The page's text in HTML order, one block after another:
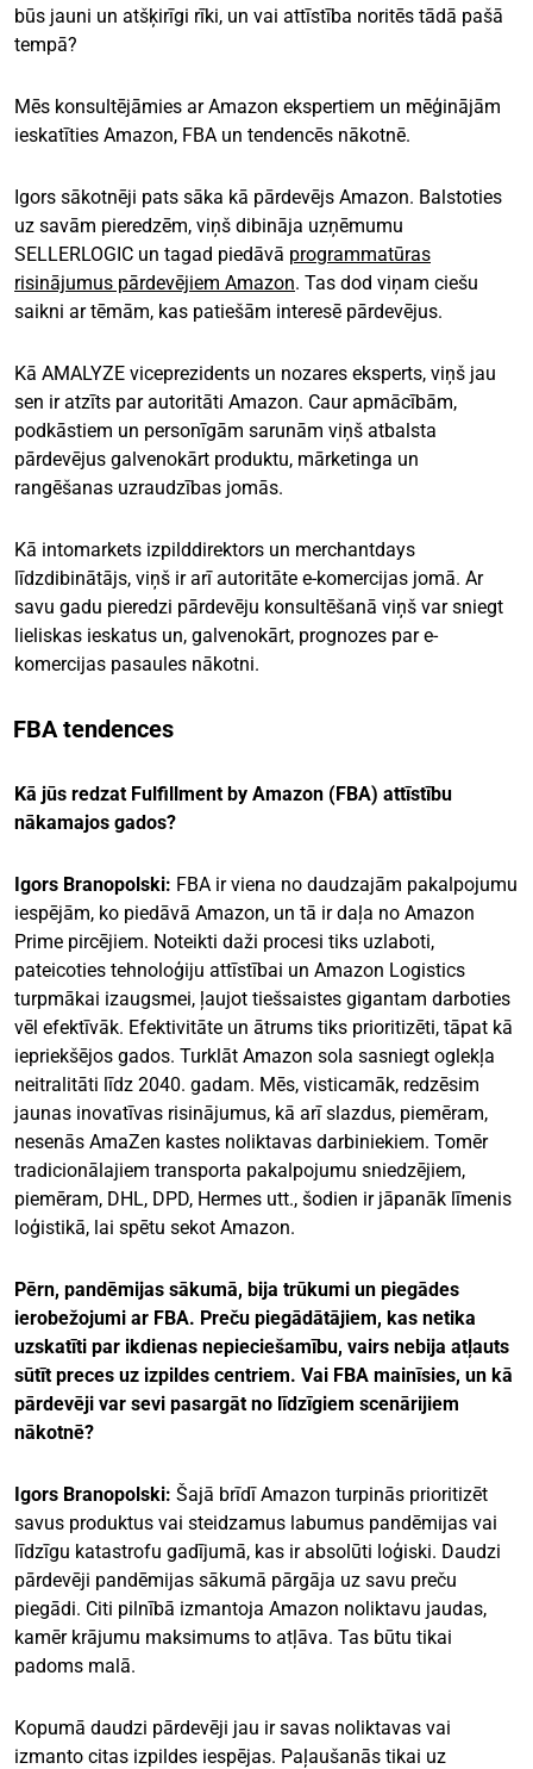
būs jauni un atšķirīgi rīki, un vai attīstība noritēs tādā pašā
tempā?
Mēs konsultējāmies ar Amazon ekspertiem un mēģinājām
ieskatīties Amazon, FBA un tendencēs nākotnē.
Igors sākotnēji pats sāka kā pārdevējs Amazon. Balstoties
uz savām pieredzēm, viņš dibināja uzņēmumu
SELLERLOGIC un tagad piedāvā programmatūras
risinājumus pārdevējiem Amazon. Tas dod viņam ciešu
saikni ar tēmām, kas patiešām interesē pārdevējus.
Kā AMALYZE viceprezidents un nozares eksperts, viņš jau
sen ir atzīts par autoritāti Amazon. Caur apmācībām,
podkāstiem un personīgām sarunām viņš atbalsta
pārdevējus galvenokārt produktu, mārketinga un
rangēšanas uzraudzības jomās.
Kā intomarkets izpilddirektors un merchantdays
līdzdibinātājs, viņš ir arī autoritāte e-komercijas jomā. Ar
savu gadu pieredzi pārdevēju konsultēšanā viņš var sniegt
lieliskas ieskatus un, galvenokārt, prognozes par e-
komercijas pasaules nākotni.
FBA tendences
Kā jūs redzat Fulfillment by Amazon (FBA) attīstību
nākamajos gados?
Igors Branopolski: FBA ir viena no daudzajām pakalpojumu
iespējām, ko piedāvā Amazon, un tā ir daļa no Amazon
Prime pircējiem. Noteikti daži procesi tiks uzlaboti,
pateicoties tehnoloģiju attīstībai un Amazon Logistics
turpmākai izaugsmei, ļaujot tiešsaistes gigantam darboties
vēl efektīvāk. Efektivitāte un ātrums tiks prioritizēti, tāpat kā
iepriekšējos gados. Turklāt Amazon sola sasniegt oglekļa
neitralitāti līdz 2040. gadam. Mēs, visticamāk, redzēsim
jaunas inovatīvas risinājumus, kā arī slazdus, piemēram,
nesenās AmaZen kastes noliktavas darbiniekiem. Tomēr
tradicionālajiem transporta pakalpojumu sniedzējiem,
piemēram, DHL, DPD, Hermes utt., šodien ir jāpanāk līmenis
loģistikā, lai spētu sekot Amazon.
Pērn, pandēmijas sākumā, bija trūkumi un piegādes
ierobežojumi ar FBA. Preču piegādātājiem, kas netika
uzskatīti par ikdienas nepieciešamību, vairs nebija atļauts
sūtīt preces uz izpildes centriem. Vai FBA mainīsies, un kā
pārdevēji var sevi pasargāt no līdzīgiem scenārijiem
nākotnē?
Igors Branopolski: Šajā brīdī Amazon turpinās prioritizēt
savus produktus vai steidzamus labumus pandēmijas vai
līdzīgu katastrofu gadījumā, kas ir absolūti loģiski. Daudzi
pārdevēji pandēmijas sākumā pārgāja uz savu preču
piegādi. Citi pilnībā izmantoja Amazon noliktavu jaudas,
kamēr krājumu maksimums to atļāva. Tas būtu tikai
padoms malā.
Kopumā daudzi pārdevēji jau ir savas noliktavas vai
izmanto citas izpildes iespējas. Paļaušanās tikai uz